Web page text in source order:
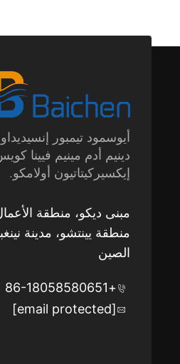
أيوسمود تيمبور
دينيم أدم مينيم فيينا
إيكسيركيتاتيون أولامكو.
مبنى ديكو، منطقة
منطقة يينتشو، مدينة
الصين
+86-18058580651
[email protected]